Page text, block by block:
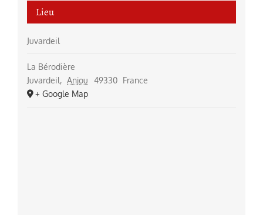
Lieu
Juvardeil
La Bérodière
Juvardeil, Anjou 49330
France
+ Google Map